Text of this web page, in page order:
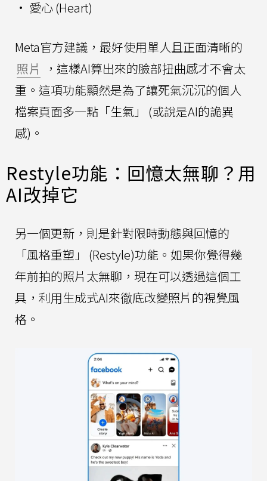
• 愛心 (Heart)
Meta官方建議，最好使用單人且正面清晰的
照片
，這樣AI算出來的臉部扭曲感才不會太
重。這項功能顯然是為了讓死氣沉沉的個人
檔案頁面多一點「生氣」 (或說是AI的詭異
感)。
Restyle功能：回憶太無聊？用
AI改掉它
另一個更新，則是針對限時動態與回憶的
「風格重塑」 (Restyle)功能。如果你覺得幾
年前拍的照片太無聊，現在可以透過這個工
具，利用生成式AI來徹底改變照片的視覺風
格。